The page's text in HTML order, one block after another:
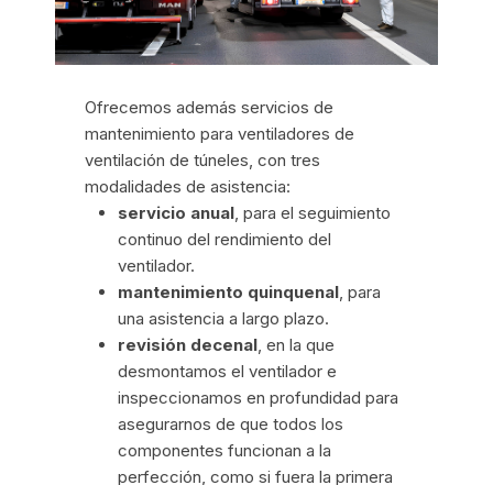
Ofrecemos además servicios de
mantenimiento para ventiladores de
ventilación de túneles, con tres
modalidades de asistencia:
servicio anual, para el seguimiento
continuo del rendimiento del
ventilador.
mantenimiento quinquenal, para
una asistencia a largo plazo.
revisión decenal, en la que
desmontamos el ventilador e
inspeccionamos en profundidad para
asegurarnos de que todos los
componentes funcionan a la
perfección, como si fuera la primera